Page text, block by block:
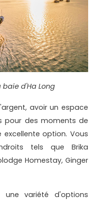
d'Ha Long
avoir un espace
pour des moments de
option. Vous
tels que Brika
Homestay, Ginger
variété d'options